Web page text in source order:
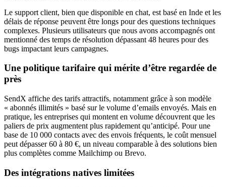
Le support client, bien que disponible en chat, est basé en Inde et les
délais de réponse peuvent être longs pour des questions techniques
complexes. Plusieurs utilisateurs que nous avons accompagnés ont
mentionné des temps de résolution dépassant 48 heures pour des
bugs impactant leurs campagnes.
Une politique tarifaire qui mérite d’être regardée de
près
SendX affiche des tarifs attractifs, notamment grâce à son modèle
« abonnés illimités » basé sur le volume d’emails envoyés. Mais en
pratique, les entreprises qui montent en volume découvrent que les
paliers de prix augmentent plus rapidement qu’anticipé. Pour une
base de 10 000 contacts avec des envois fréquents, le coût mensuel
peut dépasser 60 à 80 €, un niveau comparable à des solutions bien
plus complètes comme Mailchimp ou Brevo.
Des intégrations natives limitées